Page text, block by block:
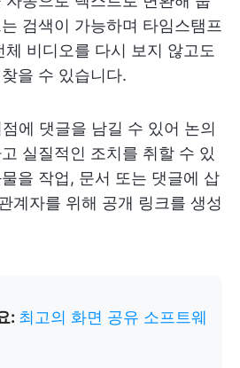
검색이 가능하며 타임스탬프
비디오를 다시 보지 않고도
을 수 있습니다.
에 댓글을 남길 수 있어 논의
실질적인 조치를 취할 수 있
을 작업, 문서 또는 댓글에 삽
계자를 위해 공개 링크를 생성
: 최고의 화면 공유 소프트웨